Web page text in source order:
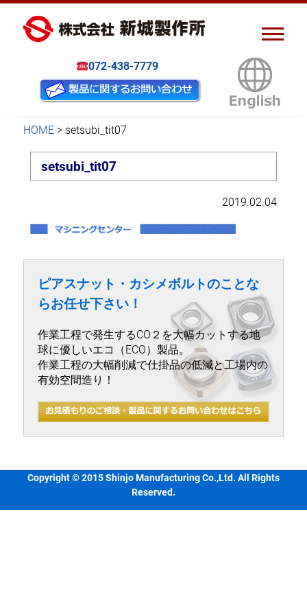
ピアスナット、クリンチボル
新城製作所
072-438-7779
HOME > setsubi_tit07
setsubi_tit07
2019.02.04
ピアスナット・カシメボルトのことな
らお任せ下さい！
作業工程で発生するCO２を大幅カットする地
球に優しいエコ（ECO）製品。
作業工程の大幅削減で仕掛品の低減と工場内の
有効空間造り！
Copyright © 2015 Shinjo Manufacturing Co.,Ltd. All Rights
Reserved.